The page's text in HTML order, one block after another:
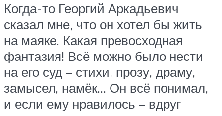
Когда-то Георгий Аркадьевич
сказал мне, что он хотел бы жить
на маяке. Какая превосходная
фантазия! Всё можно было нести
на его суд – стихи, прозу, драму,
замысел, намёк… Он всё понимал,
и если ему нравилось – вдруг